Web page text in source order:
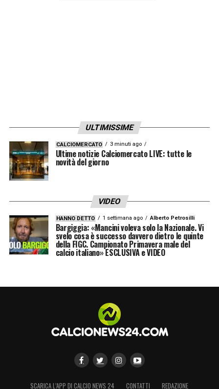
ULTIMISSIME
CALCIOMERCATO 3 minuti ago
Ultime notizie Calciomercato LIVE: tutte le
novità del giorno
VIDEO
HANNO DETTO 1 settimana ago Alberto Petrosilli
Bargiggia: «Mancini voleva solo la Nazionale. Vi
svelo cosa è successo davvero dietro le quinte
della FIGC. Campionato Primavera male del
calcio italiano» ESCLUSIVA e VIDEO
SCARICA L’APP DI CALCIO NEWS 24 CONTATTI REDAZIONE